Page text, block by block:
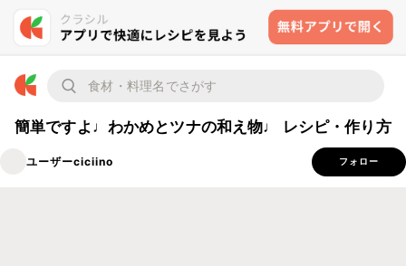
簡単ですよ♩わかめとツナの和え物♩ レシピ・作り方
ユーザーciciino フォロー